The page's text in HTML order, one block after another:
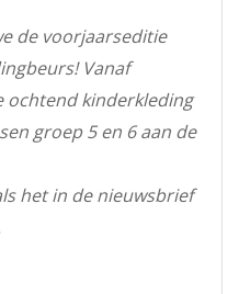
de voorjaarseditie
Vanaf
ochtend kinderkleding
groep 5 en 6 aan de
het in de nieuwsbrief